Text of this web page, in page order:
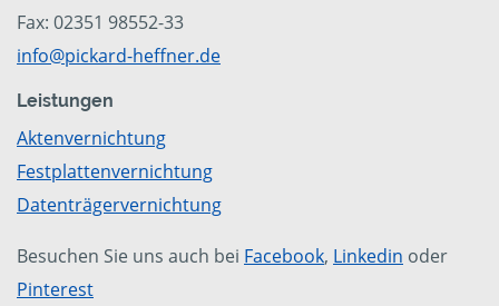
Fax: 02351 98552-33
info@pickard-heffner.de
Leistungen
Aktenvernichtung
Festplattenvernichtung
Datenträgervernichtung
Besuchen Sie uns auch bei Facebook, Linkedin oder
Pinterest